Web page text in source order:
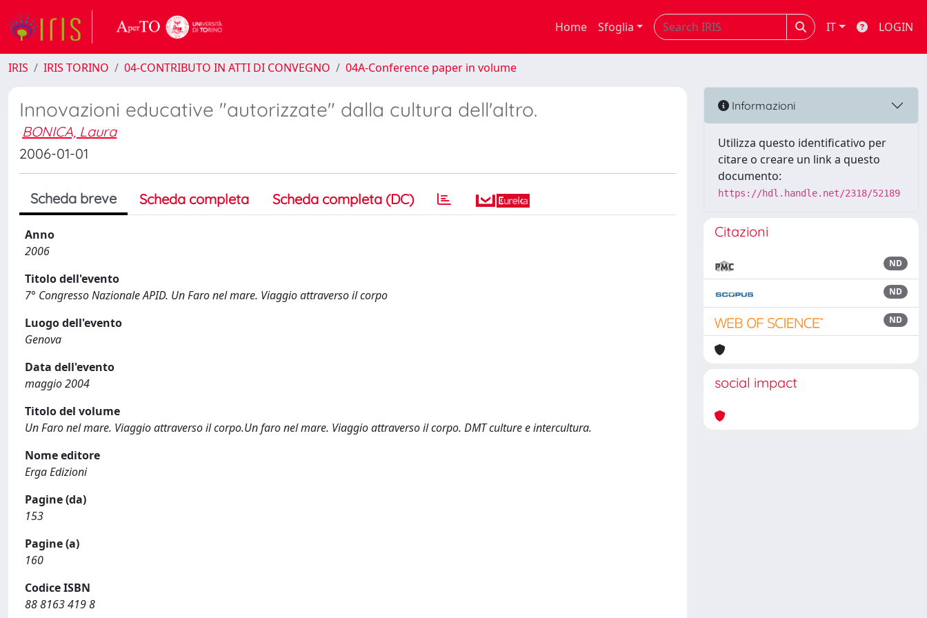
Home Sfoglia IT LOGIN
IRIS IRIS TORINO 04-CONTRIBUTO IN ATTI DI CONVEGNO 04A-Conference paper in volume
Innovazioni educative "autorizzate" dalla cultura dell'altro.
BONICA, Laura
2006-01-01
Scheda breve Scheda completa Scheda completa (DC)
Anno
2006
Titolo dell'evento
7° Congresso Nazionale APID. Un Faro nel mare. Viaggio attraverso il corpo
Luogo dell'evento
Genova
Data dell'evento
maggio 2004
Titolo del volume
Un Faro nel mare. Viaggio attraverso il corpo.Un faro nel mare. Viaggio attraverso il corpo. DMT culture e intercultura.
Nome editore
Erga Edizioni
Pagine (da)
153
Pagine (a)
160
Codice ISBN
88 8163 419 8
Informazioni
Utilizza questo identificativo per
citare o creare un link a questo
documento:
https://hdl.handle.net/2318/52189
Citazioni
ND
ND
ND
social impact